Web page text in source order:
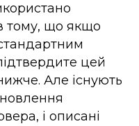
тому, що якщо
цей
Але існують
і описані